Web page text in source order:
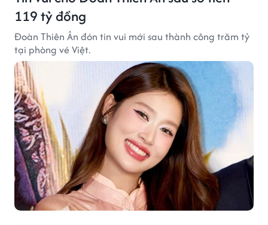
119 tỷ đồng
Đoàn Thiên Ân đón tin vui mới sau thành công trăm tỷ
tại phòng vé Việt.